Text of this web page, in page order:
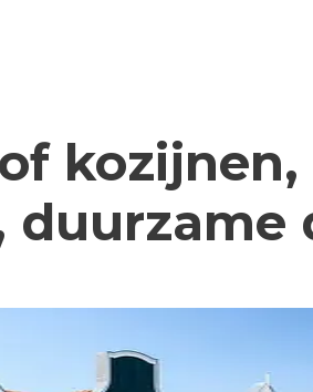
duurzame